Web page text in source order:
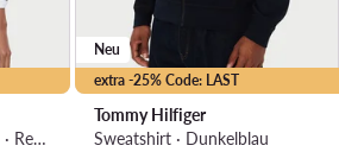
Sweatshirt · Dunkelblau · Regular Fit
extra -25% Code: LAST
Neu
Tommy Hilfiger
Sweatshirt · Dunkelblau